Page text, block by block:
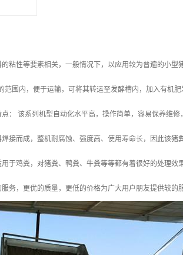
粘性等要素相关，一般情况下，以应用较为普遍的小型
围内，便于运输，可将其转运至发酵槽内，加入有机
： 该系列机型自动化水平高，操作简单，容易保养维
接而成，整机耐腐蚀、强度高、使用寿命长，因此该猪
于鸡粪，对猪粪、鸭粪、牛粪等等都有着很好的处理效
务，更优的质量，更低的价格为广大用户朋友提供较的服